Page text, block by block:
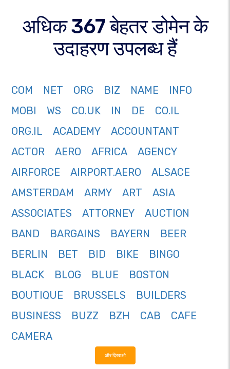
अधिक 367 बेहतर डोमेन के
उदाहरण उपलब्ध हैं
COM NET ORG BIZ NAME
INFO
MOBI
WS CO.UK IN DE
CO.IL
ORG.IL
ACADEMY
ACCOUNTANT
ACTOR
AERO AFRICA
AGENCY
AIRFORCE
AIRPORT.AERO
ALSACE
AMSTERDAM
ARMY ART
ASIA
ASSOCIATES
ATTORNEY
AUCTION
BAND
BARGAINS BAYERN
BEER
BERLIN
BET BID BIKE
BINGO
BLACK
BLOG BLUE
BOSTON
BOUTIQUE
BRUSSELS
BUILDERS
BUSINESS
BUZZ BZH CAB
CAFE
CAMERA
और दिखाओ